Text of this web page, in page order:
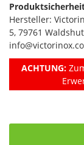
Hersteller:
5, 79761
ACHTUNG: